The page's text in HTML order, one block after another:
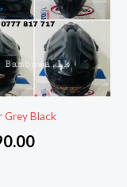
Grey Black